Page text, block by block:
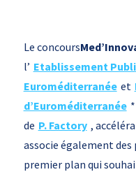
Le concours
l’ Etablissement
Euroméditerranée et
d’Euroméditerranée
de P. Factory ,
associe également
premier plan qui